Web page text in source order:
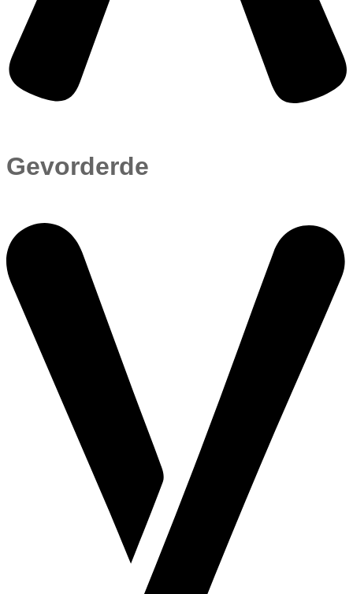
Gevorderde